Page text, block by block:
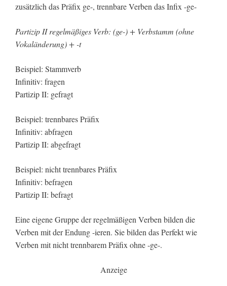
zusätzlich das Präfix ge-, trennbare Verben das Infix -ge-
Partizip II regelmäßiges Verb: (ge-) + Verbstamm (ohne
Vokaländerung) + -t
Beispiel: Stammverb
Infinitiv: fragen
Partizip II: gefragt
Beispiel: trennbares Präfix
Infinitiv: abfragen
Partizip II: abgefragt
Beispiel: nicht trennbares Präfix
Infinitiv: befragen
Partizip II: befragt
Eine eigene Gruppe der regelmäßigen Verben bilden die
Verben mit der Endung -ieren. Sie bilden das Perfekt wie
Verben mit nicht trennbarem Präfix ohne -ge-.
Anzeige